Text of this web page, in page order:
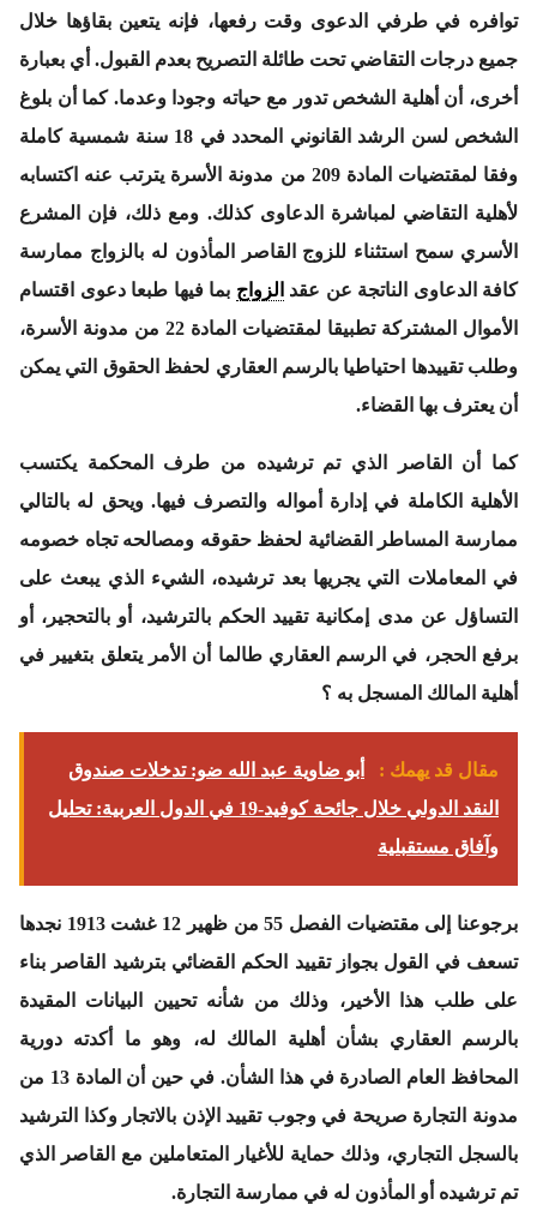
توافره في طرفي الدعوى وقت رفعها، فإنه يتعين بقاؤها خلال
جميع درجات التقاضي تحت طائلة التصريح بعدم القبول. أي بعبارة
أخرى، أن أهلية الشخص تدور مع حياته وجودا وعدما. كما أن بلوغ
الشخص لسن الرشد القانوني المحدد في 18 سنة شمسية كاملة
وفقا لمقتضيات المادة 209 من مدونة الأسرة يترتب عنه اكتسابه
لأهلية التقاضي لمباشرة الدعاوى كذلك. ومع ذلك، فإن المشرع
الأسري سمح استثناء للزوج القاصر المأذون له بالزواج ممارسة
كافة الدعاوى الناتجة عن عقد الزواج بما فيها طبعا دعوى اقتسام
الأموال المشتركة تطبيقا لمقتضيات المادة 22 من مدونة الأسرة،
وطلب تقييدها احتياطيا بالرسم العقاري لحفظ الحقوق التي يمكن
أن يعترف بها القضاء.
كما أن القاصر الذي تم ترشيده من طرف المحكمة يكتسب
الأهلية الكاملة في إدارة أمواله والتصرف فيها. ويحق له بالتالي
ممارسة المساطر القضائية لحفظ حقوقه ومصالحه تجاه خصومه
في المعاملات التي يجريها بعد ترشيده، الشيء الذي يبعث على
التساؤل عن مدى إمكانية تقييد الحكم بالترشيد، أو بالتحجير، أو
برفع الحجر، في الرسم العقاري طالما أن الأمر يتعلق بتغيير في
أهلية المالك المسجل به ؟
مقال قد يهمك :
أبو ضاوية عبد الله ضو: تدخلات صندوق
النقد الدولي خلال جائحة كوفيد-19 في الدول العربية: تحليل
وآفاق مستقبلية
برجوعنا إلى مقتضيات الفصل 55 من ظهير 12 غشت 1913 نجدها
تسعف في القول بجواز تقييد الحكم القضائي بترشيد القاصر بناء
على طلب هذا الأخير، وذلك من شأنه تحيين البيانات المقيدة
بالرسم العقاري بشأن أهلية المالك له، وهو ما أكدته دورية
المحافظ العام الصادرة في هذا الشأن. في حين أن المادة 13 من
مدونة التجارة صريحة في وجوب تقييد الإذن بالاتجار وكذا الترشيد
بالسجل التجاري، وذلك حماية للأغيار المتعاملين مع القاصر الذي
تم ترشيده أو المأذون له في ممارسة التجارة.